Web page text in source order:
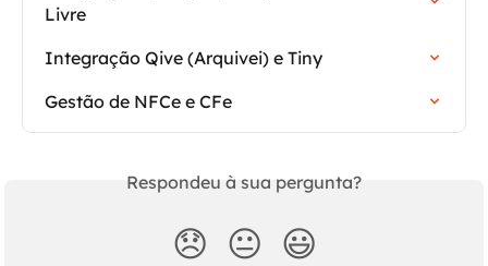
Livre
Integração Qive (Arquivei) e Tiny
Gestão de NFCe e CFe
Respondeu à sua pergunta?
😞 😐 😃